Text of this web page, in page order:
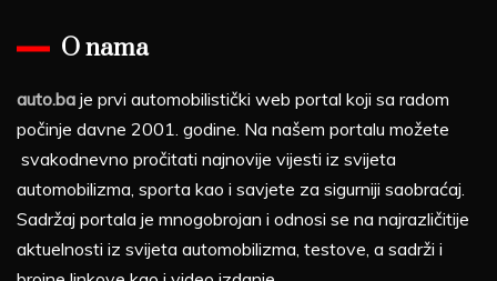
O nama
auto.ba je prvi automobilistički web portal koji sa radom
počinje davne 2001. godine. Na našem portalu možete
svakodnevno pročitati najnovije vijesti iz svijeta
automobilizma, sporta kao i savjete za sigurniji saobraćaj.
Sadržaj portala je mnogobrojan i odnosi se na najrazličitije
aktuelnosti iz svijeta automobilizma, testove, a sadrži i